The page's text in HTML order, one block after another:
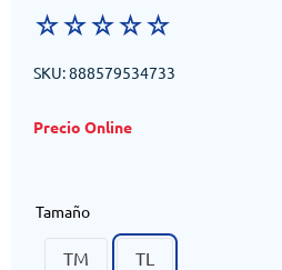
☆☆☆☆☆
SKU:888579534733
Tamaño
TM TL